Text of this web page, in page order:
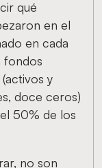
qué
en el
en cada
fondos
y
doce ceros)
50% de los
no son